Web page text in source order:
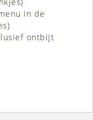
in de
ontbijt